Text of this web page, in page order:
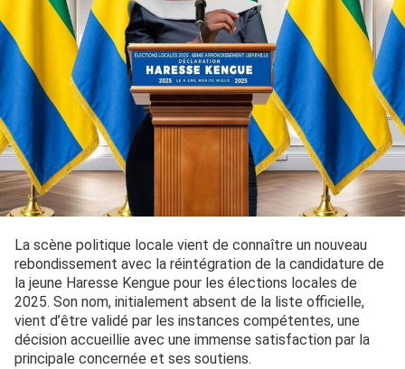
La scène politique locale vient de connaître un nouveau
rebondissement avec la réintégration de la candidature de
la jeune Haresse Kengue pour les élections locales de
2025. Son nom, initialement absent de la liste officielle,
vient d’être validé par les instances compétentes, une
décision accueillie avec une immense satisfaction par la
principale concernée et ses soutiens.